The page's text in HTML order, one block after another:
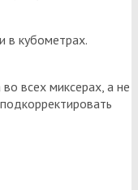
в кубометрах.
всех миксерах, а не